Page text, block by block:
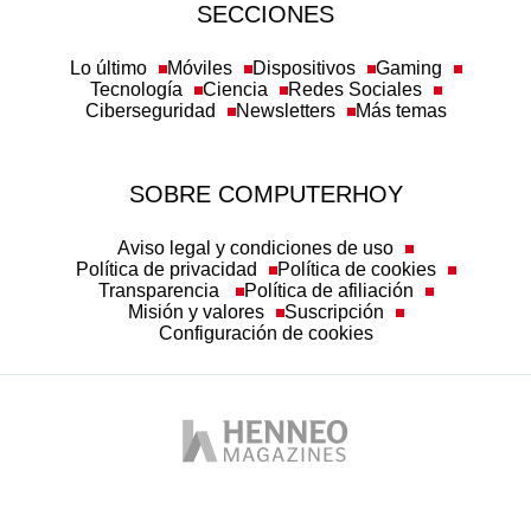
SECCIONES
Lo último Móviles Dispositivos
Gaming
Tecnología
Ciencia
Redes Sociales
Ciberseguridad
Newsletters Más temas
SOBRE COMPUTERHOY
Aviso legal y condiciones de uso
Política de privacidad
Política de cookies
Transparencia
Política de afiliación
Misión y valores
Suscripción
Configuración de cookies